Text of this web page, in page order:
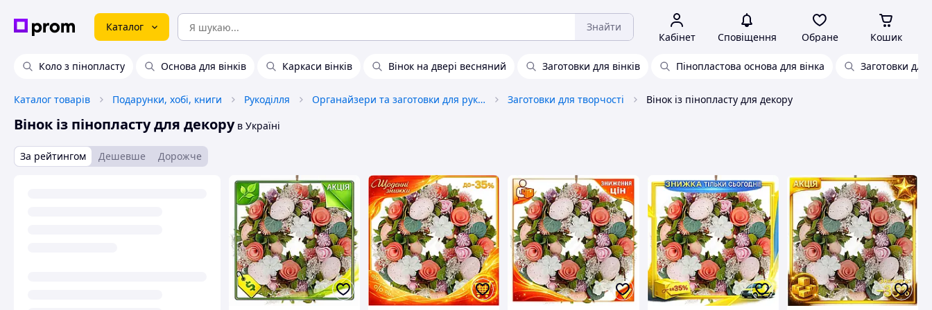
Каталог Знайти
Кабінет Сповіщення Обране Кошик
Коло з пінопласту Основа для вінків Каркаси вінків Вінок на двері весняний Заготовки для вінків Пінопластова основа для вінка Заготовки для
Каталог товарів Подарунки, хобі, книги Рукоділля Органайзери та заготовки для рукоділля Заготовки для творчості Вінок із пінопласту для декору
Вінок із пінопласту для декорув Україні
За рейтингом Дешевше Дорожче